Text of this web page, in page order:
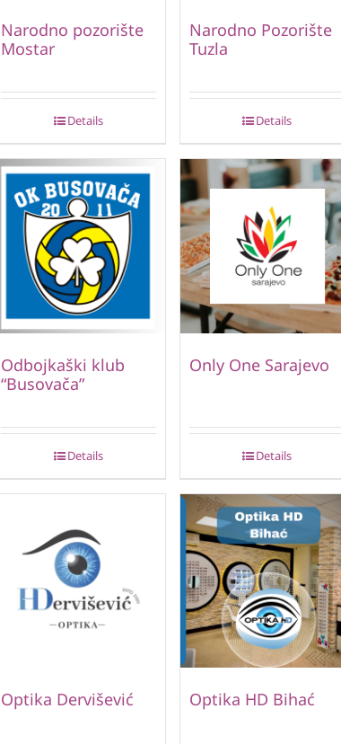
Narodno pozorište
Mostar
Details
Narodno Pozorište
Tuzla
Details
Odbojkaški klub
“Busovača”
Details
Only One Sarajevo
Details
Optika Dervišević Optika HD Bihać